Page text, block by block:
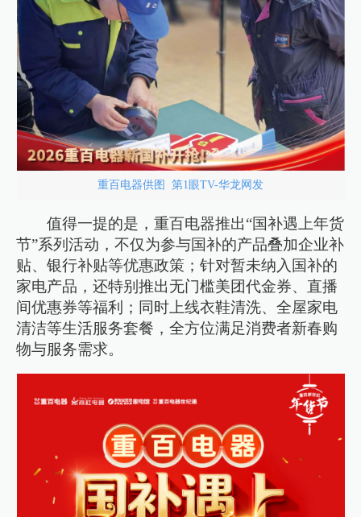
重百电器供图 第1眼TV-华龙网发
值得一提的是，重百电器推出“国补遇上年货
节”系列活动，不仅为参与国补的产品叠加企业补
贴、银行补贴等优惠政策；针对暂未纳入国补的
家电产品，还特别推出无门槛美团代金券、直播
间优惠券等福利；同时上线衣鞋清洗、全屋家电
清洁等生活服务套餐，全方位满足消费者新春购
物与服务需求。